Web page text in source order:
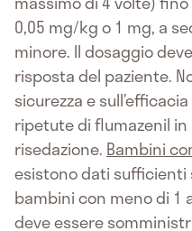
0,05 mg/kg o 1 mg, a
minore. Il dosaggio
risposta del paziente.
sicurezza e
ripetute di flumazenil
risedazione. Bambini
esistono dati sufficienti
bambini con meno di 1
deve essere